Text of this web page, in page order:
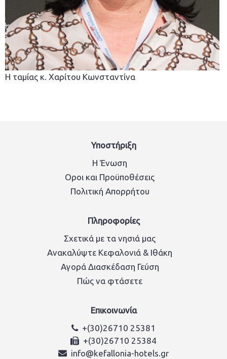
Η ταμίας κ. Χαρίτου Κωνσταντίνα
Υποστήριξη
Η Ένωση
Οροι και Προϋποθέσεις
Πολιτική Απορρήτου
Πληροφορίες
Σχετικά με τα νησιά μας
Ανακαλύψτε Κεφαλονιά & Ιθάκη
Αγορά Διασκέδαση Γεύση
Πώς να φτάσετε
Επικοινωνία
+(30)26710 25381
+(30)26710 25384
info@kefallonia-hotels.gr